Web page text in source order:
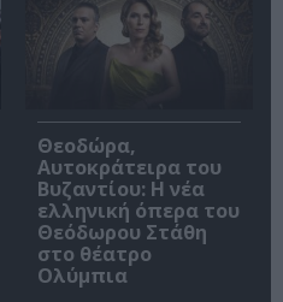
Θεοδώρα,
Αυτοκράτειρα του
Βυζαντίου: Η νέα
ελληνική όπερα του
Θεόδωρου Στάθη
στο θέατρο
Ολύμπια